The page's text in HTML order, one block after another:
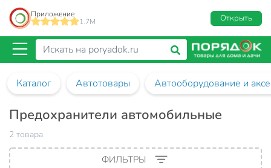
Приложение
1.7M
Открыть
Каталог Автотовары Автооборудование и
Предохранители автомобильные
2 товара
ФИЛЬТРЫ